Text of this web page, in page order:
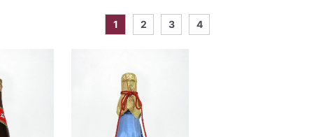
1 2 3 4